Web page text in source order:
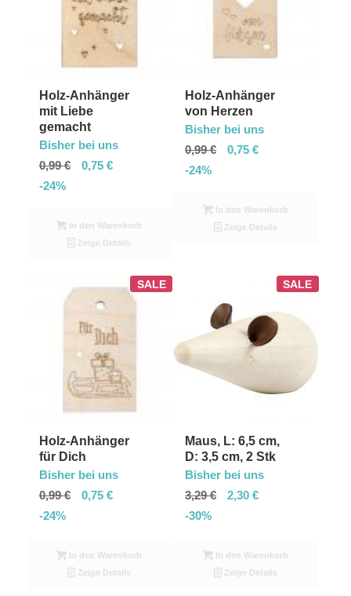
Holz-Anhänger
mit Liebe
gemacht
Bisher bei uns
0,99€ 0,75 €
-24%
In den Warenkorb
Zeige Details
Holz-Anhänger
von Herzen
Bisher bei uns
0,99€ 0,75€
-24%
In den Warenkorb
Zeige Details
SALE
Holz-Anhänger
für Dich
Bisher bei uns
0,99€ 0,75 €
-24%
In den Warenkorb
Zeige Details
SALE
Maus, L: 6,5 cm,
D: 3,5 cm, 2 Stk
Bisher bei uns
3,29€ 2,30€
-30%
In den Warenkorb
Zeige Details